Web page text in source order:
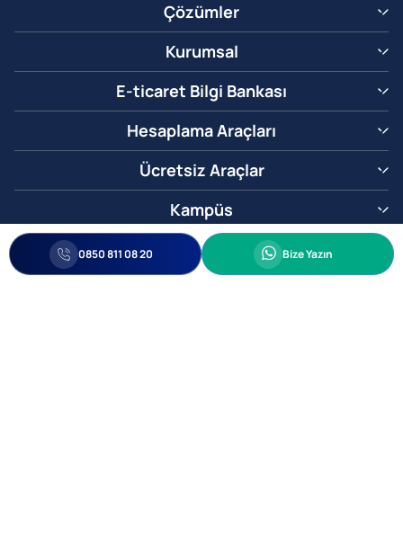
Çözümler
Kurumsal
E-ticaret Bilgi Bankası
Hesaplama Araçları
Ücretsiz Araçlar
Kampüs
0850 811 08 20 Whatsapp
Bize Yazın
0850 811 08 20